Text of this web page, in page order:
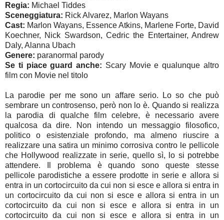
Regia: Michael Tiddes
Sceneggiatura: Rick Alvarez, Marlon Wayans
Cast: Marlon Wayans, Essence Atkins, Marlene Forte, David
Koechner, Nick Swardson, Cedric the Entertainer, Andrew
Daly, Alanna Ubach
Genere: paranormal parody
Se ti piace guard anche: Scary Movie e qualunque altro
film con Movie nel titolo
La parodie per me sono un affare serio. Lo so che può
sembrare un controsenso, però non lo è. Quando si realizza
la parodia di qualche film celebre, è necessario avere
qualcosa da dire. Non intendo un messaggio filosofico,
politico o esistenziale profondo, ma almeno riuscire a
realizzare una satira un minimo corrosiva contro le pellicole
che Hollywood realizzate in serie, quello sì, lo si potrebbe
attendere. Il problema è quando sono queste stesse
pellicole parodistiche a essere prodotte in serie e allora si
entra in un cortocircuito da cui non si esce e allora si entra in
un cortocircuito da cui non si esce e allora si entra in un
cortocircuito da cui non si esce e allora si entra in un
cortocircuito da cui non si esce e allora si entra in un